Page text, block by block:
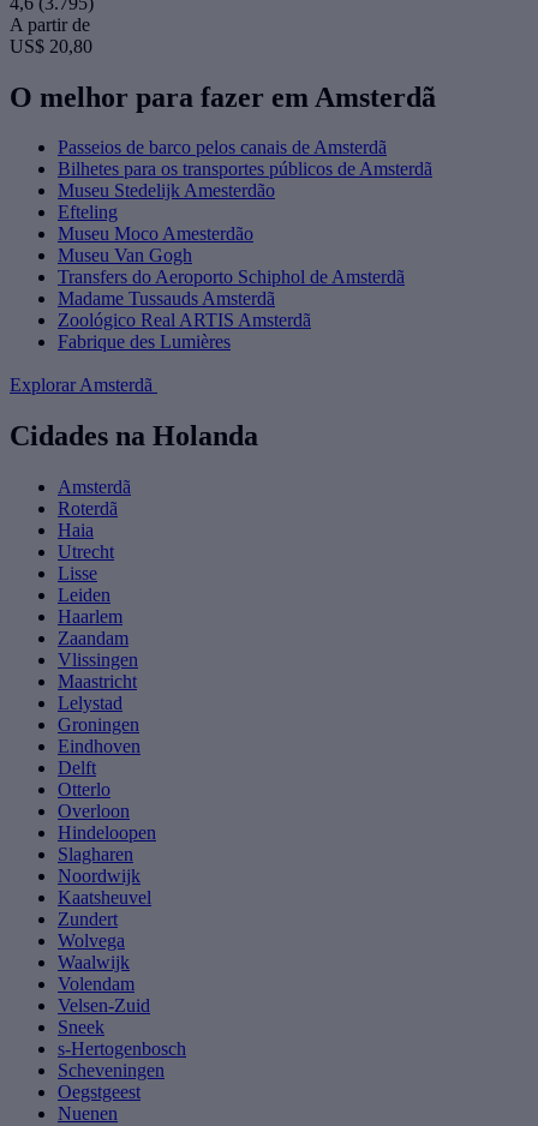
A partir de
US$ 20,80
O melhor para fazer em Amsterdã
Passeios de barco pelos canais de Amsterdã
Bilhetes para os transportes públicos de Amsterdã
Museu Stedelijk Amesterdão
Efteling
Museu Moco Amesterdão
Museu Van Gogh
Transfers do Aeroporto Schiphol de Amsterdã
Madame Tussauds Amsterdã
Zoológico Real ARTIS Amsterdã
Fabrique des Lumières
Explorar Amsterdã
Cidades na Holanda
Amsterdã
Roterdã
Haia
Utrecht
Lisse
Leiden
Haarlem
Zaandam
Vlissingen
Maastricht
Lelystad
Groningen
Eindhoven
Delft
Otterlo
Overloon
Hindeloopen
Slagharen
Noordwijk
Kaatsheuvel
Zundert
Wolvega
Waalwijk
Volendam
Velsen-Zuid
Sneek
s-Hertogenbosch
Scheveningen
Oegstgeest
Nuenen